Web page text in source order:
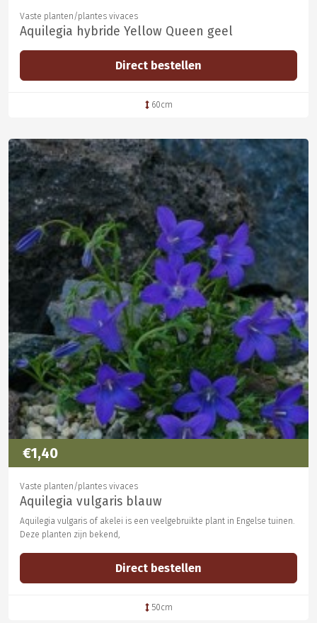
Vaste planten/plantes vivaces
Aquilegia hybride Yellow Queen geel
Direct bestellen
60cm
€1,40
Vaste planten/plantes vivaces
Aquilegia vulgaris blauw
Aquilegia vulgaris of akelei is een veelgebruikte plant in Engelse tuinen.
Deze planten zijn bekend,
Direct bestellen
50cm